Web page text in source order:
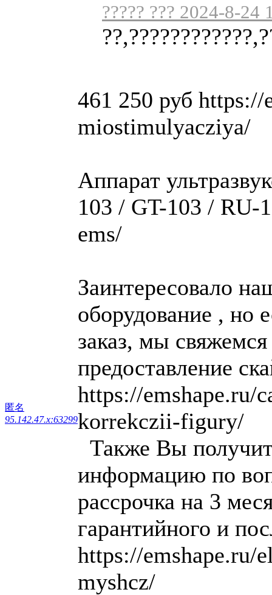
匿名
95.142.47.x:63299
????? ??? 2024-8-24
461 250 руб https://
miostimulyacziya/
Аппарат
103 / GT-103 / RU-
ems/
Заинтересовало
оборудование , но
заказ, мы
предоставление
https://emshape.ru/
korrekczii-figury/
Также Вы
информацию по
рассрочка на 3
гарантийного и
https://emshape.ru/
myshcz/